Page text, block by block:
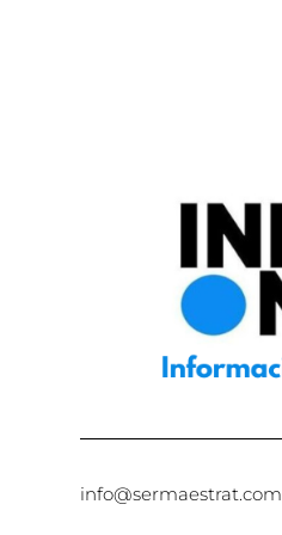
info@sermaestrat.com